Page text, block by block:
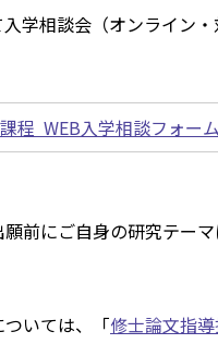
学相談会（オンライン
程 WEB入学相談フォーム
前にご自身の研究テー
いては、「修士論文指